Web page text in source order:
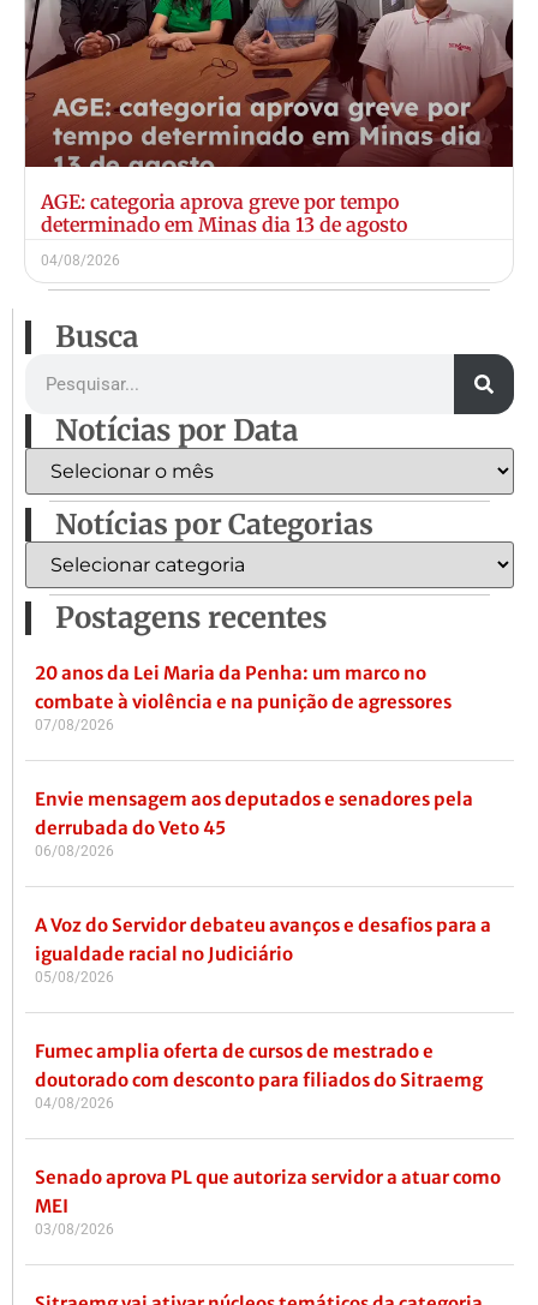
AGE: categoria aprova greve por tempo
determinado em Minas dia 13 de agosto
04/08/2026
Busca
Notícias por Data
Notícias por Categorias
Postagens recentes
20 anos da Lei Maria da Penha: um marco no
combate à violência e na punição de agressores
07/08/2026
Envie mensagem aos deputados e senadores pela
derrubada do Veto 45
06/08/2026
A Voz do Servidor debateu avanços e desafios para a
igualdade racial no Judiciário
05/08/2026
Fumec amplia oferta de cursos de mestrado e
doutorado com desconto para filiados do Sitraemg
04/08/2026
Senado aprova PL que autoriza servidor a atuar como
MEI
03/08/2026